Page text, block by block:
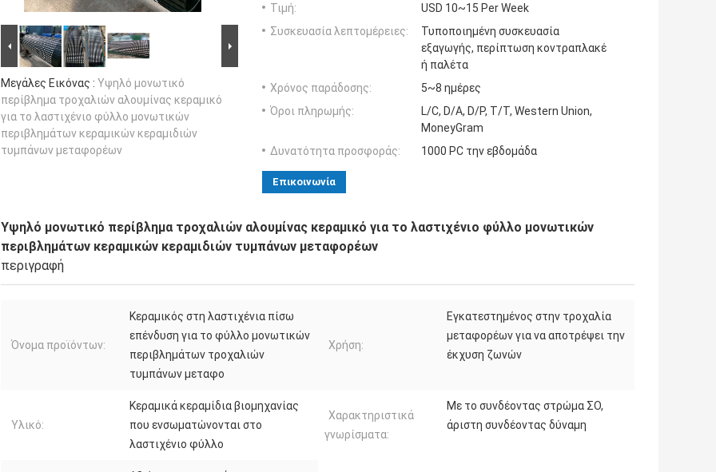
Μεγάλες Εικόνας : Υψηλό μονωτικό
περίβλημα τροχαλιών αλουμίνας κεραμικό
για το λαστιχένιο φύλλο μονωτικών
περιβλημάτων κεραμικών κεραμιδιών
τυμπάνων μεταφορέων
Τιμή:
USD 10~15 Per Week
Συσκευασία λεπτομέρειες:
Τυποποιημένη συσκευασία
εξαγωγής, περίπτωση κοντραπλακέ
ή παλέτα
Χρόνος παράδοσης:
5~8 ημέρες
Όροι πληρωμής:
L/C, D/A, D/P, T/T, Western Union,
MoneyGram
Δυνατότητα προσφοράς:
1000 PC την εβδομάδα
Επικοινωνία
Υψηλό μονωτικό περίβλημα τροχαλιών αλουμίνας κεραμικό για το λαστιχένιο φύλλο μονωτικών
περιβλημάτων κεραμικών κεραμιδιών τυμπάνων μεταφορέων
περιγραφή
Όνομα προϊόντων:
Κεραμικός στη λαστιχένια πίσω
επένδυση για το φύλλο μονωτικών
περιβλημάτων τροχαλιών
τυμπάνων μεταφο
Χρήση:
Εγκατεστημένος στην τροχαλία
μεταφορέων για να αποτρέψει την
έκχυση ζωνών
Υλικό:
Κεραμικά κεραμίδια βιομηχανίας
που ενσωματώνονται στο
λαστιχένιο φύλλο
Χαρακτηριστικά
γνωρίσματα:
Με το συνδέοντας στρώμα ΣΟ,
άριστη συνδέοντας δύναμη